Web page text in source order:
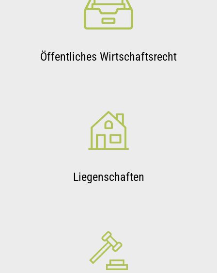
Öffentliches Wirtschaftsrecht
Liegenschaften